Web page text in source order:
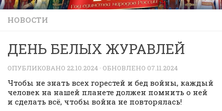
НОВОСТИ
ДЕНЬ БЕЛЫХ ЖУРАВЛЕЙ
ОПУБЛИКОВАНО 22.10.2024 · ОБНОВЛЕНО 07.11.2024
Чтобы не знать всех горестей и бед войны, каждый
человек на нашей планете должен помнить о ней
и сделать всё, чтобы война не повторялась!